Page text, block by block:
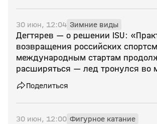
30 июн, 12:04 Зимние виды
Дегтярев — о решении ISU:
возвращения российских
международным стартам
расширяться — лед тронулся во
видах спорта»
Поделиться
30 июн, 12:00 Фигурное катание